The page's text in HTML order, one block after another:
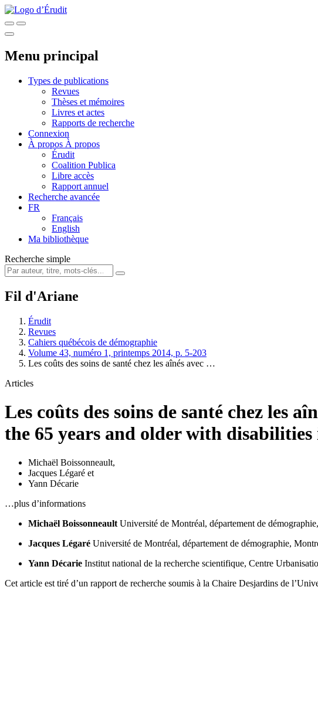
Menu principal
Types de publications
Revues
Thèses et mémoires
Livres et actes
Rapports de recherche
Connexion
À propos À propos
Érudit
Coalition Publica
Libre accès
Rapport annuel
Recherche avancée
FR
Français
English
Ma bibliothèque
Recherche simple
Fil d'Ariane
Érudit
Revues
Cahiers québécois de démographie
Volume 43, numéro 1, printemps 2014, p. 5-203
Les coûts des soins de santé chez les aînés avec …
Articles
Les coûts des soins de santé chez les
the 65 years and older with disabilities
Michaël Boissonneault,
Jacques Légaré et
Yann Décarie
…plus d’informations
Michaël Boissonneault Université de Montréal, département de
Jacques Légaré Université de Montréal, département de démographie,
Yann Décarie Institut national de la recherche scientifique, Centre
Cet article est tiré d’un rapport de recherche soumis à la Chaire Desjardins de